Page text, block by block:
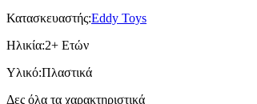
Κατασκευαστής:Eddy Toys
Ηλικία:2+ Ετών
Υλικό:Πλαστικά
Δες όλα τα χαρακτηριστικά